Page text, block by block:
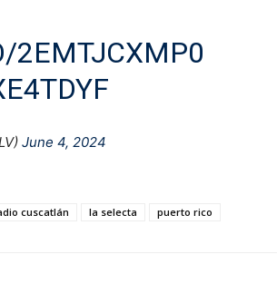
2EMTJCXMP0
June 4, 2024
cuscatlán la selecta puerto rico